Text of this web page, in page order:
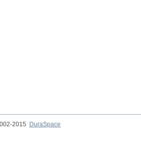
2015
DuraSpace